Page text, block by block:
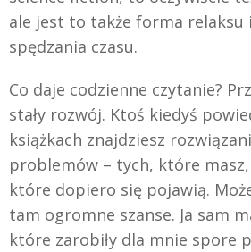
ale jest to także forma relaksu
spędzania czasu.
Co daje codzienne czytanie?
stały rozwój. Ktoś kiedyś
książkach znajdziesz
problemów – tych, które
które dopiero się pojawią.
tam ogromne szanse. Ja sam
które zarobiły dla mnie spore